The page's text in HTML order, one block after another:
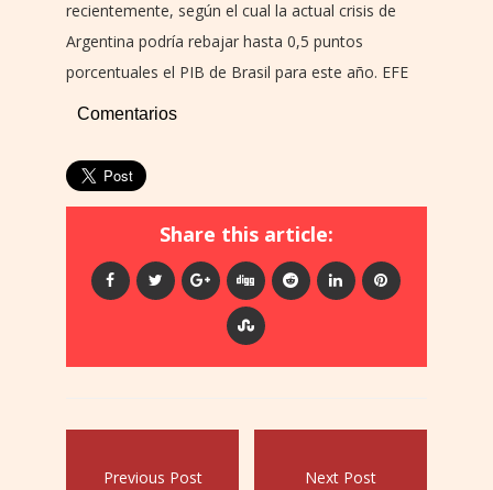
recientemente, según el cual la actual crisis de
Argentina podría rebajar hasta 0,5 puntos
porcentuales el PIB de Brasil para este año. EFE
Comentarios
Share this article:
Previous Post Next Post